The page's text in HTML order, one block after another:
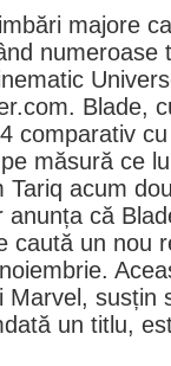
majore
numeroase
Blade,
comparativ
măsură ce
acum
că
caută un nou
Marvel, susțin
un titlu,